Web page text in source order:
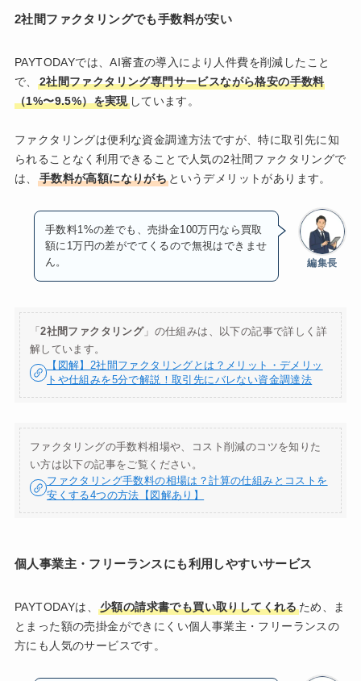
2社間ファクタリングでも手数料が安い
PAYTODAYでは、AI審査の導入により人件費を削減したこと
で、
2社間ファクタリング専門サービスながら格安の手数料
（1%〜9.5%）を実現しています。
ファクタリングは便利な資金調達方法ですが、特に取引先に知
られることなく利用できることで人気の2社間ファクタリングで
は、
手数料が高額になりがち というデメリットがあります。
編集長
手数料1%の差でも、売掛金100万円なら買取
額に1万円の差がでてくるので無視はできませ
ん。
「2社間ファクタリング」の仕組みは、以下の記事で詳しく詳
解しています。
【図解】2社間ファクタリングとは？メリット・デメリッ
トや仕組みを5分で解説！取引先にバレない資金調達法
ファクタリングの手数料相場や、コスト削減のコツを知りた
い方は以下の記事をご覧ください。
ファクタリング手数料の相場は？計算の仕組みとコストを
安くする4つの方法【図解あり】
個人事業主・フリーランスにも利用しやすいサービス
PAYTODAYは、 少額の請求書でも買い取りしてくれるため、ま
とまった額の売掛金ができにくい個人事業主・フリーランスの
方にも人気のサービスです。